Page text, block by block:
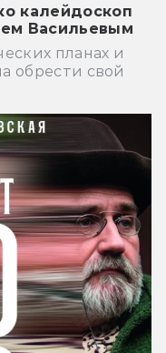
калейдоскоп
Васильевым
планах и
обрести свой